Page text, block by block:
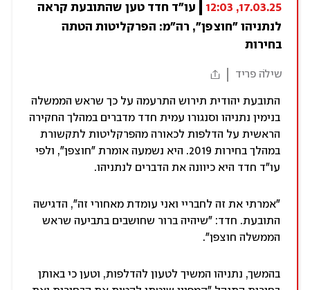
17.03.25, 12:03
לנתניהו "חוצפן", רה"מ: הפרקליטות הטתה
בחירות
שילֹה פריד
התובעת יהודית תירוש התרעמה על כך שראש הממשלה
בנימין נתניהו וסנגורו עמית חדד מדברים במהלך החקירה
הראשית על הדלפות לכאורה מהפרקליטות לתקשורת
במהלך בחירות 2019. היא נשמעה אומרת "חוצפן", ולפי
עו"ד חדד היא כיוונה את הדברים לנתניהו.
"אמרתי את זה לחבריי ואני עומדת מאחורי זה", הדגישה
התובעת. חדד: "שיהיה ברור שחושבים בתביעה שראש
הממשלה חוצפן".
בהמשך, נתניהו המשיך לטעון להדלפות, וטען כי באותן